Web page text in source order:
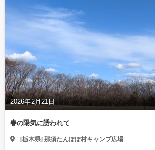
2026年2月21日
春の陽気に誘われて
[栃木県] 那須たんぽぽ村キャンプ広場